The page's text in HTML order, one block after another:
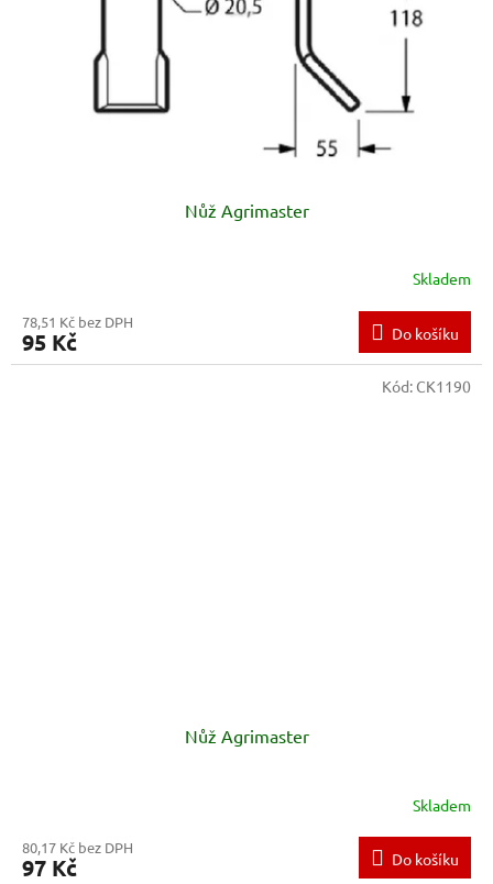
Nůž Agrimaster
Skladem
78,51 Kč bez DPH
95 Kč Do košíku
Nůž Agrimaster
Skladem
80,17 Kč bez DPH
97 Kč Do košíku
Kód: CK1190